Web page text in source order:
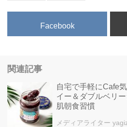
Facebook
関連記事
自宅で手軽にCafe
イー＆ダブルベリ
肌朝食習慣
メディアライター